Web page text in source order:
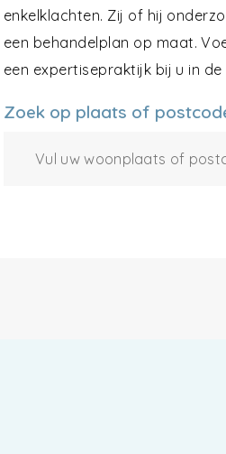
enkelklachten. Zij of hij
een behandelplan op maat.
een expertisepraktijk bij u in de
Zoek op plaats of